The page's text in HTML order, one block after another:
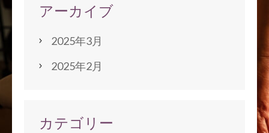
アーカイブ
2025年3月
2025年2月
カテゴリー